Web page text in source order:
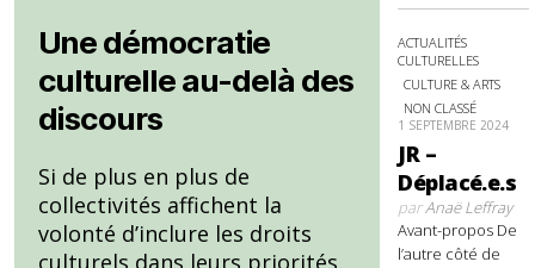
Une démocratie
culturelle au-delà des
discours
Si de plus en plus de
collectivités affichent la
volonté d’inclure les droits
culturels dans leurs priorités,
ACTUALITÉS
CULTURELLES
CULTURE & ARTS
NON CLASSÉ
1 SEPTEMBRE 2024
JR –
Déplacé.e.s
parAnaë Leffray
Avant-propos De
l’autre côté de